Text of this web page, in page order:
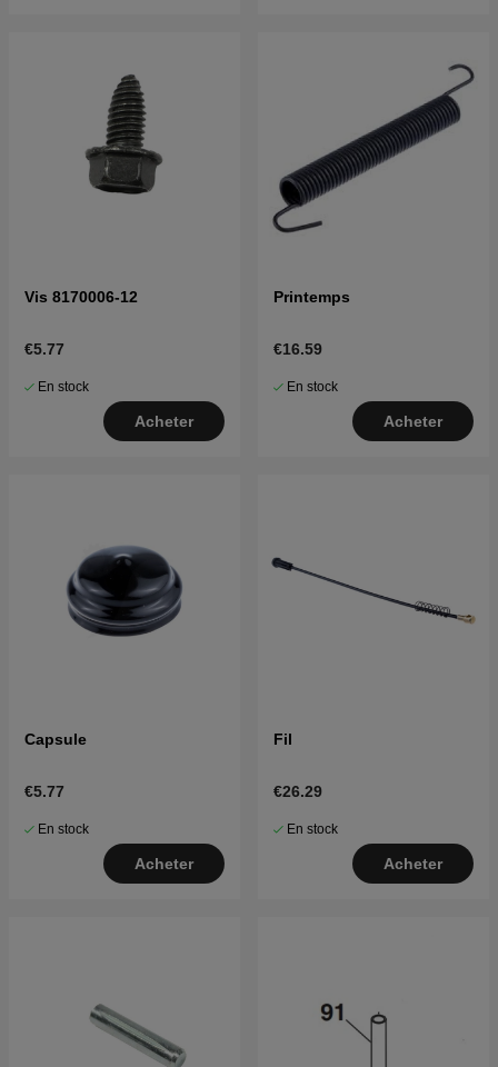
Vis 8170006-12
€5.77
En stock
Acheter
Printemps
€16.59
En stock
Acheter
Capsule
€5.77
En stock
Acheter
Fil
€26.29
En stock
Acheter